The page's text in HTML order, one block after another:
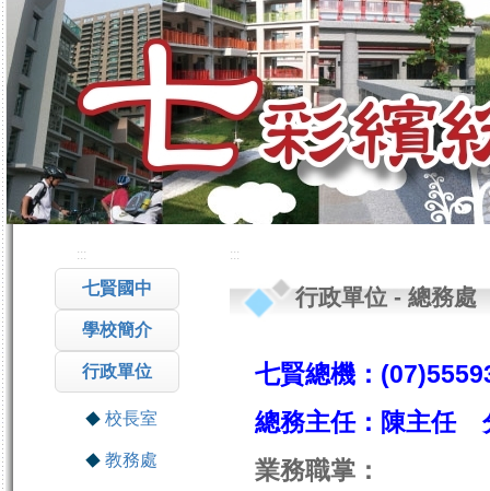
:::
七賢國中
學校簡介
行政單位
校長室
教務處
:::
行政單位-總務處
七賢總機：
總務主任：陳主任
業務職掌：